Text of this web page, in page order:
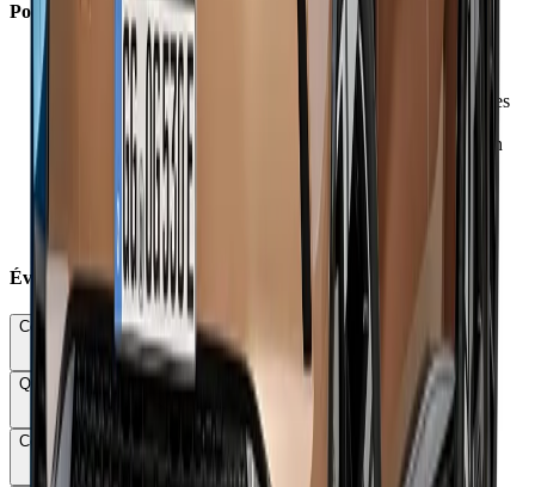
Points Faibles
Plastiques durs omniprésents peu valorisants segment C
Bruits d'air trop présents dès 100 km/h
Hybrid 155 : boîte lente, hésitante avec à-coups et montées
en régime
Mild hybrid : boîte mécanique accrocheuse notamment en
Direction floue manquant de consistance
Assises sièges courtes et maintien latéral insuffisant
Pas de boîte automatique en mild hybrid
Évaluations Détaillées
Conduite & Maniabilité 68
Qualité & Finition
Confort